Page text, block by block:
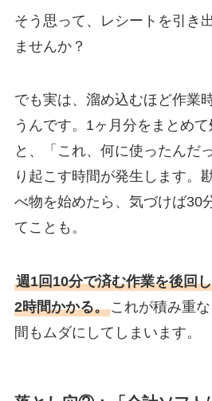
そう思って、レシートを引き
ませんか？
でも実は、溜め込むほど作業
うんです。1ヶ月分をまとめ
と、「これ、何に使ったんだ
り起こす時間が発生します。
べ物を始めたら、気づけば30
てことも。
週1回10分で済む作業を後回
2時間かかる。これが積み重
間もムダにしてしまいます。